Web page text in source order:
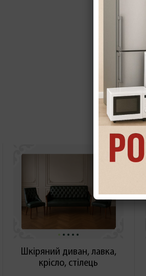
Опис
Шкіряний диван, лавка,
крісло, стілець